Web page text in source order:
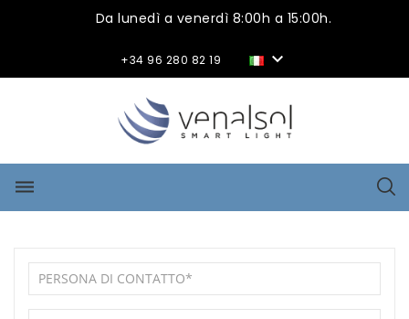
Da lunedì a venerdì 8:00h a 15:00h.
+34 96 280 82 19 
dehaze